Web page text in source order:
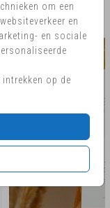
om een
en
en sociale
op de